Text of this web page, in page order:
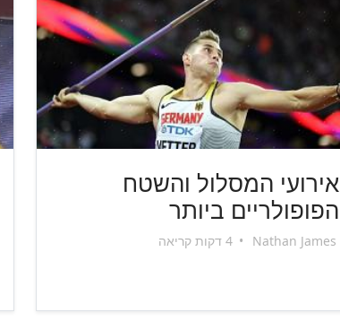
אירועי המסלול והשטח
הפופולריים ביותר
Nathan James
•